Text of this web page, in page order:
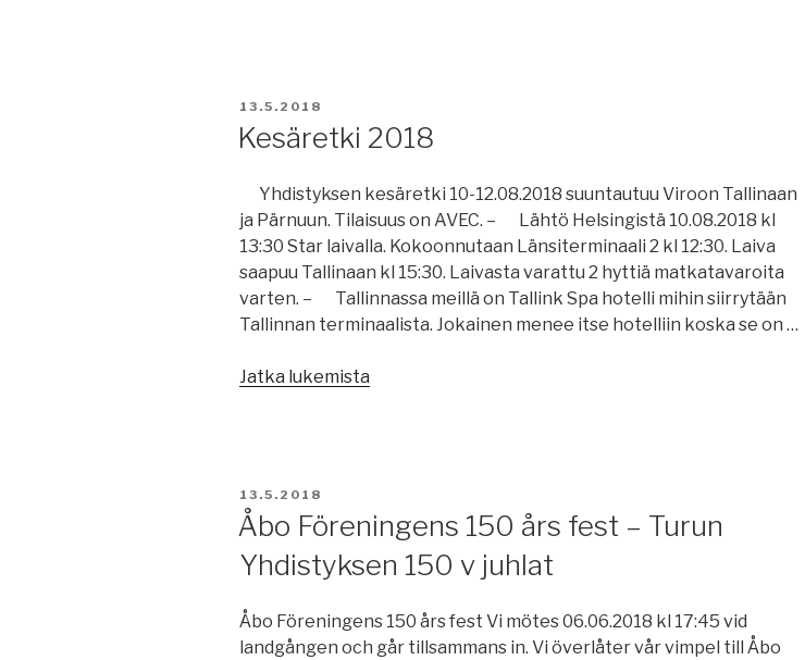
JULKAISTU
13.5.2018
Kesäretki 2018
Yhdistyksen kesäretki 10-12.08.2018 suuntautuu Viroon Tallinaan
ja Pärnuun. Tilaisuus on AVEC. – Lähtö Helsingistä 10.08.2018 kl
13:30 Star laivalla. Kokoonnutaan Länsiterminaali 2 kl 12:30. Laiva
saapuu Tallinaan kl 15:30. Laivasta varattu 2 hyttiä matkatavaroita
varten. – Tallinnassa meillä on Tallink Spa hotelli mihin siirrytään
Tallinnan terminaalista. Jokainen menee itse hotelliin koska se on …
Jatka lukemista
JULKAISTU
13.5.2018
Åbo Föreningens 150 års fest – Turun
Yhdistyksen 150 v juhlat
Åbo Föreningens 150 års fest Vi mötes 06.06.2018 kl 17:45 vid
landgången och går tillsammans in. Vi överlåter vår vimpel till Åbo